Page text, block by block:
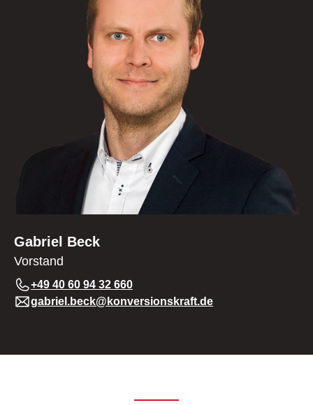
Gabriel Beck
Vorstand
+49 40 60 94 32 660
gabriel.beck@konversionskraft.de